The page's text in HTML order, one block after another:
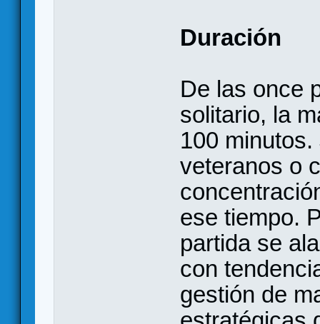
Duración
De las once
solitario, la
100
veteranos o
ese tiempo.
partida se
con
gestión de